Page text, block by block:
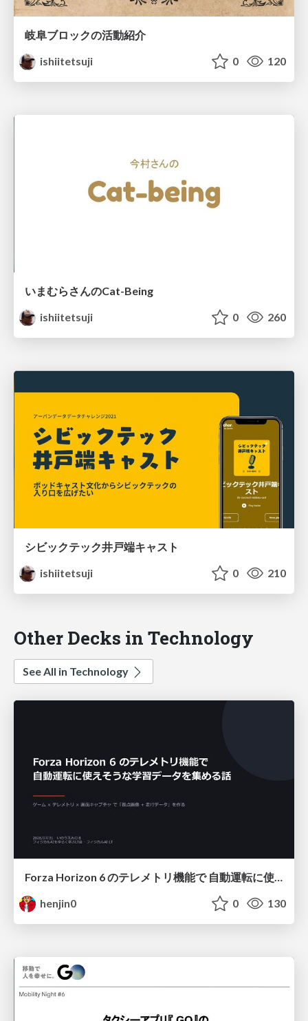
岐阜ブロックの活動紹介
ishiitetsuji
0 120
いまむらさんのCat-Being
ishiitetsuji
0 260
シビックテック井戸端キャスト
ishiitetsuji
0 210
Other Decks in Technology
See All in Technology
henjin0
0 130